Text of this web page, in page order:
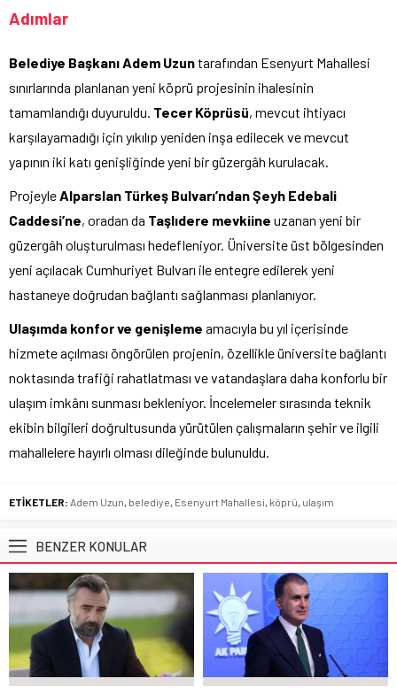
Adımlar
Belediye Başkanı Adem Uzuntarafından Esenyurt Mahallesi
sınırlarında planlanan yeni köprü projesinin ihalesinin
tamamlandığı duyuruldu. Tecer Köprüsü, mevcut ihtiyacı
karşılayamadığı için yıkılıp yeniden inşa edilecek ve mevcut
yapının iki katı genişliğinde yeni bir güzergâh kurulacak.
ProjeyleAlparslan Türkeş Bulvarı’ndan Şeyh Edebali
Caddesi’ne, oradan da Taşlıdere mevkiine uzanan yeni bir
güzergâh oluşturulması hedefleniyor. Üniversite üst bölgesinden
yeni açılacak Cumhuriyet Bulvarı ile entegre edilerek yeni
hastaneye doğrudan bağlantı sağlanması planlanıyor.
Ulaşımda konfor ve genişleme amacıyla bu yıl içerisinde
hizmete açılması öngörülen projenin, özellikle üniversite bağlantı
noktasında trafiği rahatlatması ve vatandaşlara daha konforlu bir
ulaşım imkânı sunması bekleniyor. İncelemeler sırasında teknik
ekibin bilgileri doğrultusunda yürütülen çalışmaların şehir ve ilgili
mahallelere hayırlı olması dileğinde bulunuldu.
ETİKETLER: Adem Uzun, belediye, Esenyurt Mahallesi, köprü, ulaşım
BENZER KONULAR